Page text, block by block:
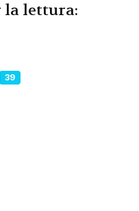
la lettura:
39